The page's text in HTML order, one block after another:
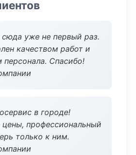
уже не первый раз.
качеством работ и
Спасибо!
в городе!
цены, профессиональный
только к ним.